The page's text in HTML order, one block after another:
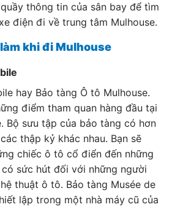
thông tin của sân bay để tìm
điện đi về trung tâm Mulhouse.
khi đi Mulhouse
hay Bảo tàng Ô tô Mulhouse.
điểm tham quan hàng đầu tại
Bộ sưu tập của bảo tàng có hơn
thập kỷ khác nhau. Bạn sẽ
chiếc ô tô cổ điển đến những
sức hút đối với những người
thuật ô tô. Bảo tàng Musée de
lập trong một nhà máy cũ của